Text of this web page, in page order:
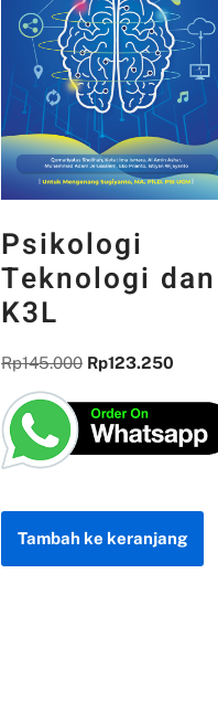
Psikologi
Teknologi dan
K3L
Rp145.000 Rp123.250
Tambah ke keranjang